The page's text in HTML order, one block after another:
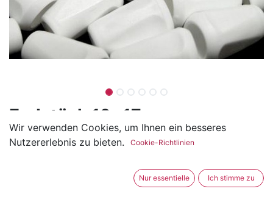
Endstück 12x17mm
(0 Rezension)
Endstück einfädeln, Knopf in die Kordel und das
Endstück über den Knopf stülpen.
Wir verwenden Cookies, um Ihnen ein besseres
Nutzererlebnis zu bieten.
Cookie-Richtlinien
Nur essentielle Ich stimme zu